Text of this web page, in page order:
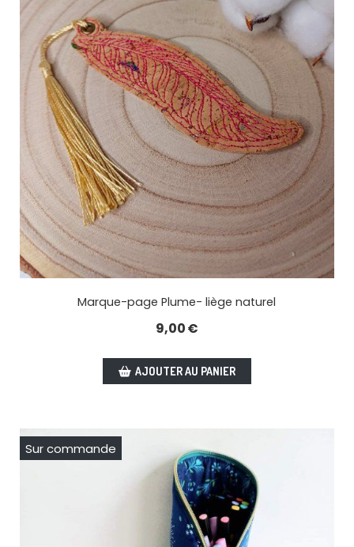
Marque-page Plume- liège naturel
9,00€
AJOUTER AU PANIER
Sur commande